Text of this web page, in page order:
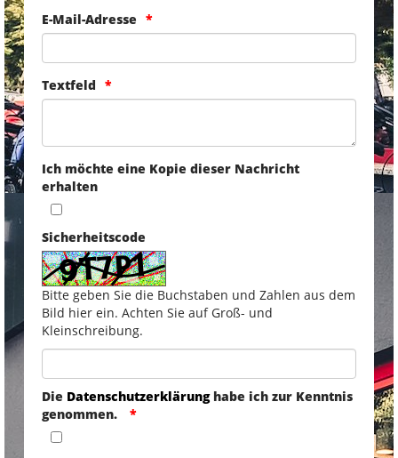
E-Mail-Adresse
Textfeld
Ich möchte eine Kopie dieser Nachricht
erhalten
Sicherheitscode
Bitte geben Sie die Buchstaben und Zahlen aus dem
Bild hier ein. Achten Sie auf Groß- und
Kleinschreibung.
Die Datenschutzerklärunghabe ich zur Kenntnis
genommen.